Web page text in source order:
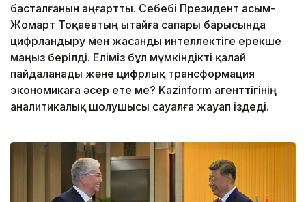
басталғанын аңғартты. Себебі Президент Қасым-
Жомарт Тоқаевтың Қытайға сапары барысында
цифрландыру мен жасанды интеллектіге ерекше
маңыз берілді. Еліміз бұл мүмкіндікті қалай
пайдаланады және цифрлық трансформация
экономикаға әсер ете ме? Kazinform агенттігінің
аналитикалық шолушысы сауалға жауап іздеді.